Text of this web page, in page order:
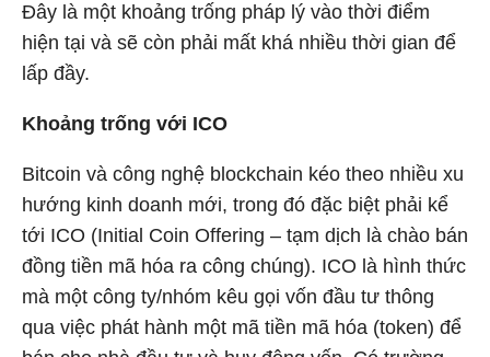
Đây là một khoảng trống pháp lý vào thời điểm
hiện tại và sẽ còn phải mất khá nhiều thời gian để
lấp đầy.
Khoảng trống với ICO
Bitcoin và công nghệ blockchain kéo theo nhiều xu
hướng kinh doanh mới, trong đó đặc biệt phải kể
tới ICO (Initial Coin Offering – tạm dịch là chào bán
đồng tiền mã hóa ra công chúng). ICO là hình thức
mà một công ty/nhóm kêu gọi vốn đầu tư thông
qua việc phát hành một mã tiền mã hóa (token) để